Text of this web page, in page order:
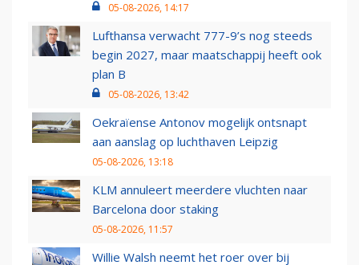
05-08-2026, 14:17
Lufthansa verwacht 777-9’s nog steeds
begin 2027, maar maatschappij heeft ook
plan B
05-08-2026, 13:42
Oekraïense Antonov mogelijk ontsnapt
aan aanslag op luchthaven Leipzig
05-08-2026, 13:18
KLM annuleert meerdere vluchten naar
Barcelona door staking
05-08-2026, 11:57
Willie Walsh neemt het roer over bij